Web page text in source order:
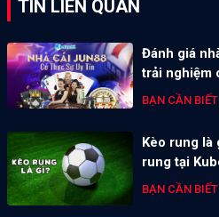
TIN LIÊN QUAN
Đánh giá
trải nghiệm
BẠN CẦN BIẾT
Kèo rung là
rung tại
BẠN CẦN BIẾT